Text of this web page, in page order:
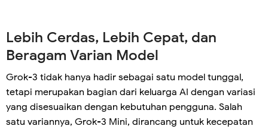
Lebih Cerdas, Lebih Cepat, dan
Beragam Varian Model
Grok-3 tidak hanya hadir sebagai satu model tunggal,
tetapi merupakan bagian dari keluarga AI dengan variasi
yang disesuaikan dengan kebutuhan pengguna. Salah
satu variannya, Grok-3 Mini, dirancang untuk kecepatan